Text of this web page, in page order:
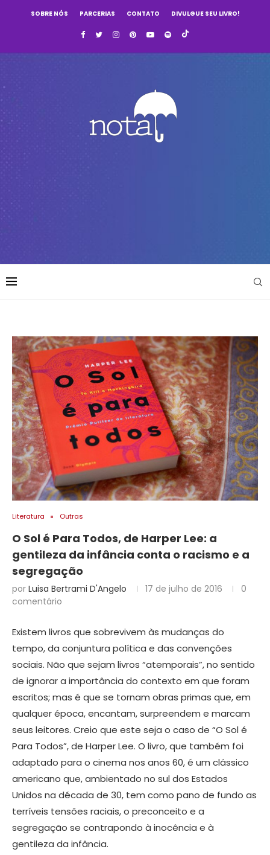
SOBRE NÓS PARCERIAS CONTATO DIVULGUE SEU LIVRO!
Literatura Outras
O Sol é Para Todos, de Harper Lee: a
gentileza da infância conta o racismo e a
segregação
por Luisa Bertrami D'Angelo 17 de julho de 2016
0
comentário
Existem livros que sobrevivem às mudanças do
tempo, da conjuntura política e das convenções
sociais. Não que sejam livros “atemporais”, no sentido
de ignorar a importância do contexto em que foram
escritos; mas é que se tornam obras primas que, em
qualquer época, encantam, surpreendem e marcam
seus leitores. Creio que este seja o caso de “O Sol é
Para Todos”, de Harper Lee. O livro, que também foi
adaptado para o cinema nos anos 60, é um clássico
americano que, ambientado no sul dos Estados
Unidos na década de 30, tem como pano de fundo as
terríveis tensões raciais, o preconceito e a
segregação se contrapondo à inocência e à
gentileza da infância.